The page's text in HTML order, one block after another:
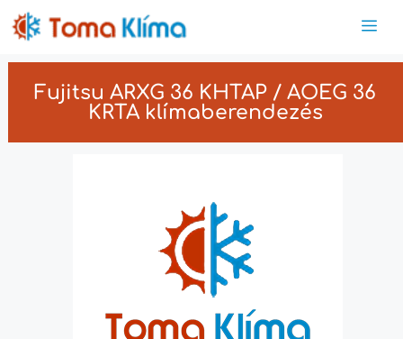
Fujitsu ARXG 36 KHTAP / AOEG 36
KRTA klímaberendezés